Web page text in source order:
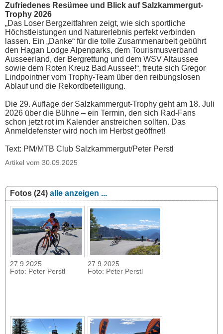
Zufriedenes Resümee und Blick auf Salzkammergut-
Trophy 2026
„Das Loser Bergzeitfahren zeigt, wie sich sportliche
Höchstleistungen und Naturerlebnis perfekt verbinden
lassen. Ein „Danke“ für die tolle Zusammenarbeit gebührt
den Hagan Lodge Alpenparks, dem Tourismusverband
Ausseerland, der Bergrettung und dem WSV Altaussee
sowie dem Roten Kreuz Bad Aussee!“, freute sich Gregor
Lindpointner vom Trophy-Team über den reibungslosen
Ablauf und die Rekordbeteiligung.
Die 29. Auflage der Salzkammergut-Trophy geht am 18. Juli
2026 über die Bühne – ein Termin, den sich Rad-Fans
schon jetzt rot im Kalender anstreichen sollten. Das
Anmeldefenster wird noch im Herbst geöffnet!
Text: PM/MTB Club Salzkammergut/Peter Perstl
Artikel vom 30.09.2025
Fotos (24) alle anzeigen ...
27.9.2025
Foto: Peter Perstl
27.9.2025
Foto: Peter Perstl